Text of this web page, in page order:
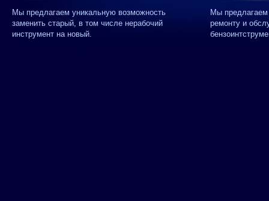
Мы предлагаем уникальную возможность
заменить старый, в том числе нерабочий
инструмент на новый.
Мы
ремонту и